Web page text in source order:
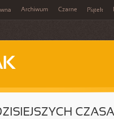
Archiwum Czarne Piątek